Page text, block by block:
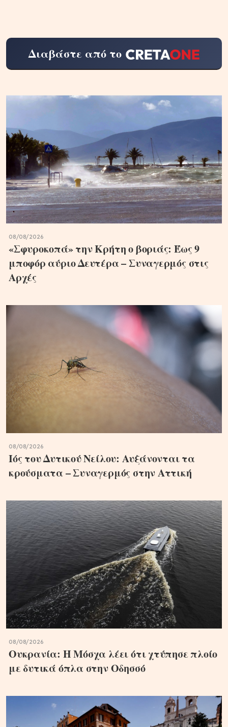
Διαβάστε από το
08/08/2026
«Σφυροκοπά» την Κρήτη ο βοριάς: Έως 9
μποφόρ αύριο Δευτέρα – Συναγερμός στις
Αρχές
08/08/2026
Ιός του Δυτικού Νείλου: Αυξάνονται τα
κρούσματα – Συναγερμός στην Αττική
08/08/2026
Ουκρανία: Η Μόσχα λέει ότι χτύπησε πλοίο
με δυτικά όπλα στην Οδησσό